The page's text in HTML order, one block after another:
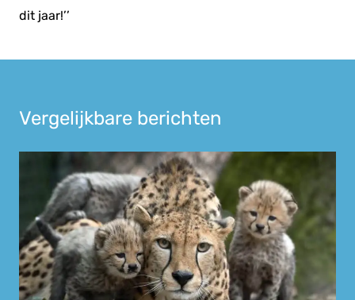
dit jaar!’’
Vergelijkbare berichten